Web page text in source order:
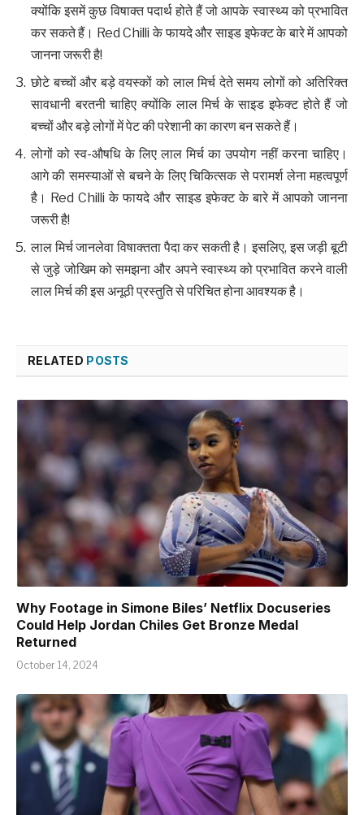
क्योंकि इसमें कुछ विषाक्त पदार्थ होते हैं जो आपके स्वास्थ्य को प्रभावित
कर सकते हैं। Red Chilli के फायदे और साइड इफेक्ट के बारे में आपको
जानना जरूरी है!
छोटे बच्चों और बड़े वयस्कों को लाल मिर्च देते समय लोगों को अतिरिक्त
सावधानी बरतनी चाहिए क्योंकि लाल मिर्च के साइड इफेक्ट होते हैं जो
बच्चों और बड़े लोगों में पेट की परेशानी का कारण बन सकते हैं।
लोगों को स्व-औषधि के लिए लाल मिर्च का उपयोग नहीं करना चाहिए।
आगे की समस्याओं से बचने के लिए चिकित्सक से परामर्श लेना महत्वपूर्ण
है। Red Chilli के फायदे और साइड इफेक्ट के बारे में आपको जानना
जरूरी है!
लाल मिर्च जानलेवा विषाक्तता पैदा कर सकती है। इसलिए, इस जड़ी बूटी
से जुड़े जोखिम को समझना और अपने स्वास्थ्य को प्रभावित करने वाली
लाल मिर्च की इस अनूठी प्रस्तुति से परिचित होना आवश्यक है।
RELATED POSTS
Why Footage in Simone Biles’ Netflix Docuseries
Could Help Jordan Chiles Get Bronze Medal
Returned
October 14, 2024